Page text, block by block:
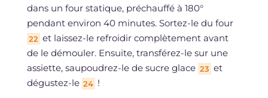
dans un four statique, préchauffé à 180°
pendant environ 40 minutes. Sortez-le du four
22 et laissez-le refroidir complètement avant
de le démouler. Ensuite, transférez-le sur une
assiette, saupoudrez-le de sucre glace 23 et
dégustez-le 24 !